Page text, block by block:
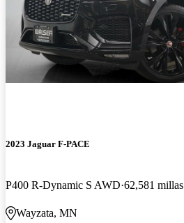
2023 Jaguar F-PACE
P400 R-Dynamic S AWD 62,581 millas
Wayzata, MN